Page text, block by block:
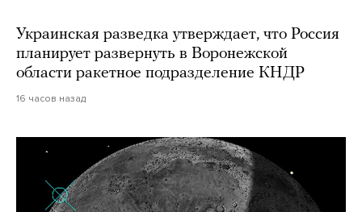
Украинская разведка утверждает, что Россия
планирует развернуть в Воронежской
области ракетное подразделение КНДР
16 часов назад